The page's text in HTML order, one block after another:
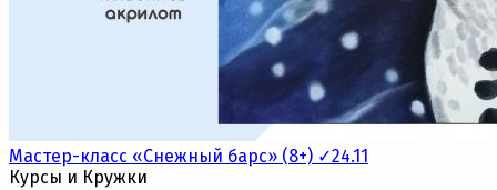
Мастер-класс «Снежный барс» (8+) ✓24.11
Курсы и Кружки